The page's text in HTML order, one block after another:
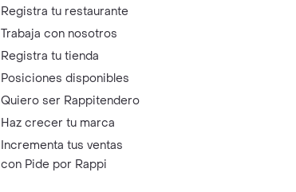
Registra tu restaurante
Trabaja con nosotros
Registra tu tienda
Posiciones disponibles
Quiero ser Rappitendero
Haz crecer tu marca
Incrementa tus ventas
con Pide por Rappi